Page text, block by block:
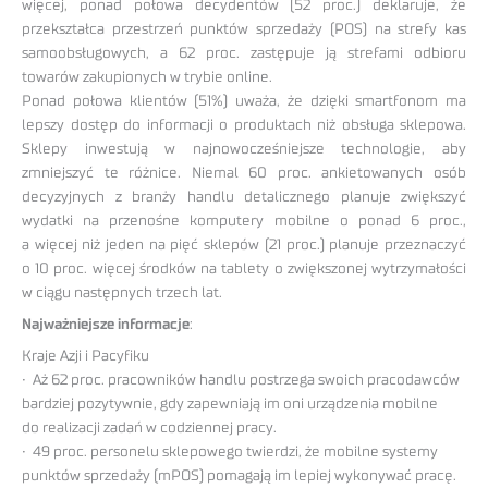
więcej, ponad połowa decydentów (52 proc.) deklaruje, że
przekształca przestrzeń punktów sprzedaży (POS) na strefy kas
samoobsługowych, a 62 proc. zastępuje ją strefami odbioru
towarów zakupionych w trybie online.
Ponad połowa klientów (51%) uważa, że dzięki smartfonom ma
lepszy dostęp do informacji o produktach niż obsługa sklepowa.
Sklepy inwestują w najnowocześniejsze technologie, aby
zmniejszyć te różnice. Niemal 60 proc. ankietowanych osób
decyzyjnych z branży handlu detalicznego planuje zwiększyć
wydatki na przenośne komputery mobilne o ponad 6 proc.,
a więcej niż jeden na pięć sklepów (21 proc.) planuje przeznaczyć
o 10 proc. więcej środków na tablety o zwiększonej wytrzymałości
w ciągu następnych trzech lat.
Najważniejsze informacje:
Kraje Azji i Pacyfiku
• Aż 62 proc. pracowników handlu postrzega swoich pracodawców
bardziej pozytywnie, gdy zapewniają im oni urządzenia mobilne
do realizacji zadań w codziennej pracy.
• 49 proc. personelu sklepowego twierdzi, że mobilne systemy
punktów sprzedaży (mPOS) pomagają im lepiej wykonywać pracę.